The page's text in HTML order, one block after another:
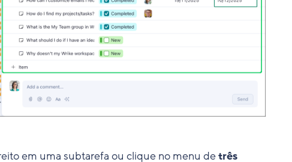
em uma subtarefa ou clique no menu detrês